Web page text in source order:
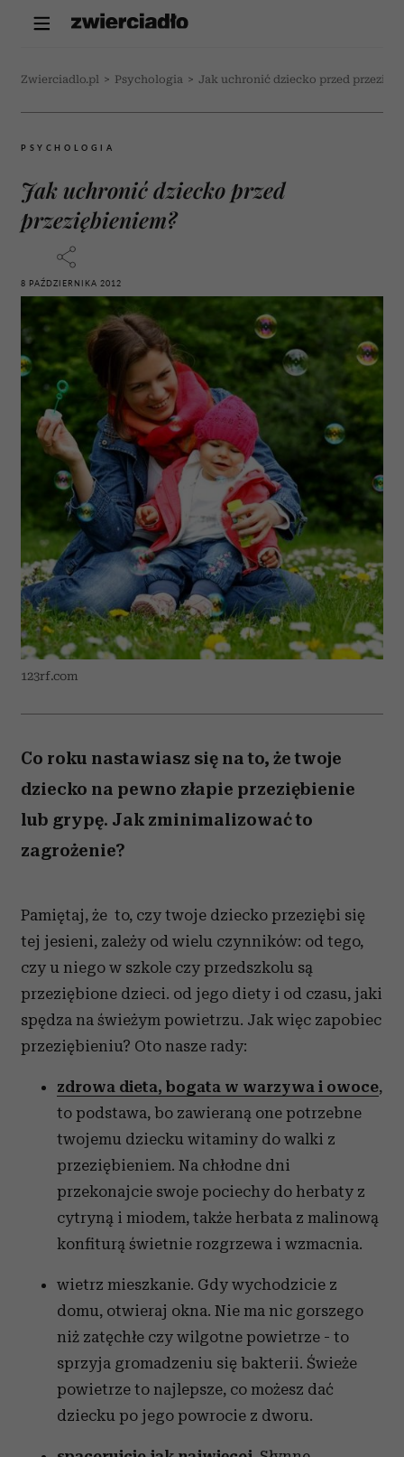
Zwierciadlo.pl > Psychologia > Jak uchronić dziecko przed
PSYCHOLOGIA
Jak uchronić dziecko przed
przeziębieniem?
8 PAŹDZIERNIKA 2012
123rf.com
Co roku nastawiasz się na to, że twoje
dziecko na pewno złapie przeziębienie
lub grypę. Jak zminimalizować to
zagrożenie?
Pamiętaj, że to, czy twoje dziecko przeziębi się
tej jesieni, zależy od wielu czynników: od tego,
czy u niego w szkole czy przedszkolu są
przeziębione dzieci. od jego diety i od czasu, jaki
spędza na świeżym powietrzu. Jak więc zapobiec
przeziębieniu? Oto nasze rady:
zdrowa dieta, bogata w warzywa i owoce,
to podstawa, bo zawieraną one potrzebne
twojemu dziecku witaminy do walki z
przeziębieniem. Na chłodne dni
przekonajcie swoje pociechy do herbaty z
cytryną i miodem, także herbata z malinową
konfiturą świetnie rozgrzewa i wzmacnia.
wietrz mieszkanie. Gdy wychodzicie z
domu, otwieraj okna. Nie ma nic gorszego
niż zatęchłe czy wilgotne powietrze - to
sprzyja gromadzeniu się bakterii. Świeże
powietrze to najlepsze, co możesz dać
dziecku po jego powrocie z dworu.